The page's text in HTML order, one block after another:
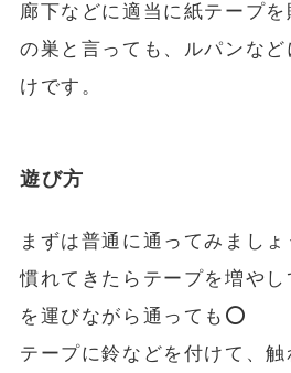
廊下などに適当に紙テープ
の巣と言っても、ルパンな
けです。
遊び方
まずは普通に通ってみましょ
慣れてきたらテープを増や
を運びながら通っても⭕️
テープに鈴などを付けて、